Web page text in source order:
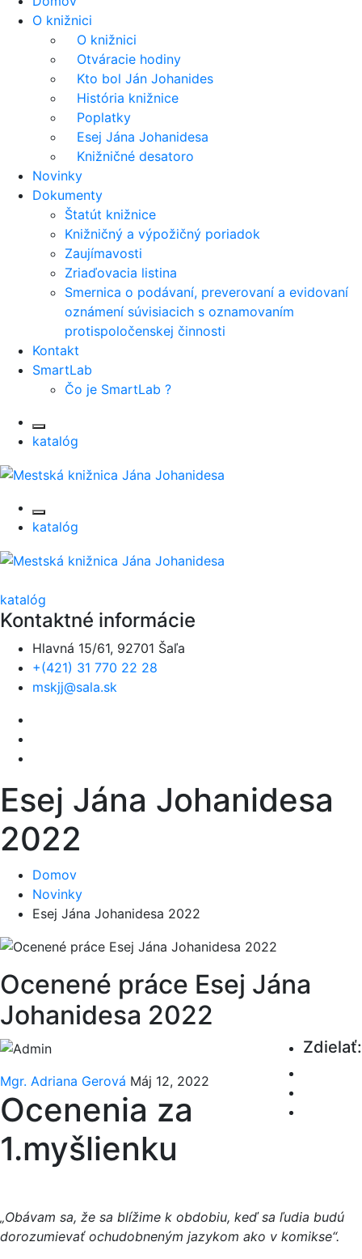
O knižnici
O knižnici
Otváracie hodiny
Kto bol Ján Johanides
História knižnice
Poplatky
Esej Jána Johanidesa
Knižničné desatoro
Novinky
Dokumenty
Štatút knižnice
Knižničný a výpožičný poriadok
Zaujímavosti
Zriaďovacia listina
Smernica o podávaní, preverovaní a evidovaní
oznámení súvisiacich s oznamovaním
protispoločenskej činnosti
Kontakt
SmartLab
Čo je SmartLab ?
katalóg
katalóg
katalóg
Kontaktné informácie
Hlavná 15/61, 92701 Šaľa
+(421) 31 770 22 28
mskjj@sala.sk
Esej Jána Johanidesa
2022
Domov
Novinky
Esej Jána Johanidesa 2022
Ocenené práce Esej Jána
Johanidesa 2022
Mgr. Adriana Gerová Máj 12, 2022
Zdielať:
Ocenenia za
1.myšlienku
„Obávam sa, že sa blížime k obdobiu, keď sa ľudia budú
dorozumievať ochudobneným jazykom ako v komikse“.